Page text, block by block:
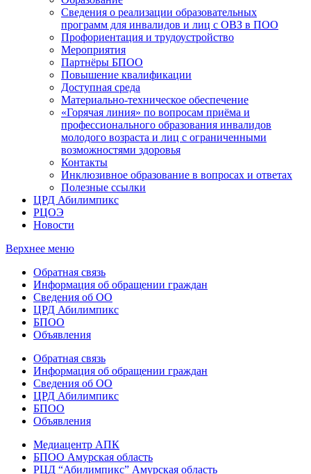
Сведения о реализации образовательных
программ для инвалидов и лиц с ОВЗ в ПОО
Профориентация и трудоустройство
Мероприятия
Партнёры БПОО
Повышение квалификации
Доступная среда
Материально-техническое обеспечение
«Горячая линия» по вопросам приёма и
профессионального образования инвалидов
молодого возраста и лиц с ограниченными
возможностями здоровья
Контакты
Инклюзивное образование в вопросах и ответах
Полезные ссылки
ЦРД Абилимпикс
РЦОЭ
Новости
Верхнее меню
Обратная связь
Информация об обращении граждан
Сведения об ОО
ЦРД Абилимпикс
БПОО
Объявления
Обратная связь
Информация об обращении граждан
Сведения об ОО
ЦРД Абилимпикс
БПОО
Объявления
Медиацентр АПК
БПОО Амурская область
РЦД “Абилимпикс” Амурская область